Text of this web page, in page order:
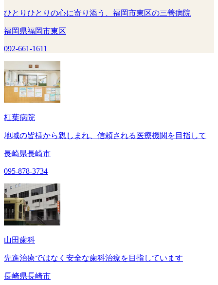
ひとりひとりの心に寄り添う、福岡市東区の三善病院
福岡県福岡市東区
092-661-1611
杠葉病院
地域の皆様から親しまれ、信頼される医療機関を目指して
長崎県長崎市
095-878-3734
山田歯科
先進治療ではなく安全な歯科治療を目指しています
長崎県長崎市